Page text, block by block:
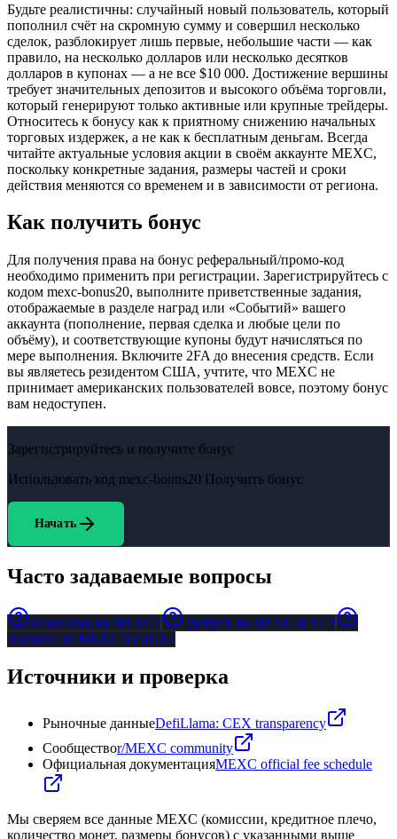
Будьте реалистичны: случайный новый пользователь, который
пополнил счёт на скромную сумму и совершил несколько
сделок, разблокирует лишь первые, небольшие части — как
правило, на несколько долларов или несколько десятков
долларов в купонах — а не все $10 000. Достижение вершины
требует значительных депозитов и высокого объёма торговли,
который генерируют только активные или крупные трейдеры.
Относитесь к бонусу как к приятному снижению начальных
торговых издержек, а не как к бесплатным деньгам. Всегда
читайте актуальные условия акции в своём аккаунте MEXC,
поскольку конкретные задания, размеры частей и сроки
действия меняются со временем и в зависимости от региона.
Как получить бонус
Для получения права на бонус реферальный/промо-код
необходимо применить при регистрации. Зарегистрируйтесь с
кодом mexc-bonus20, выполните приветственные задания,
отображаемые в разделе наград или «Событий» вашего
аккаунта (пополнение, первая сделка и любые цели по
объёму), и соответствующие купоны будут начисляться по
мере выполнения. Включите 2FA до внесения средств. Если
вы являетесь резидентом США, учтите, что MEXC не
принимает американских пользователей вовсе, поэтому бонус
вам недоступен.
Зарегистрируйтесь и получите бонус
Использовать код mexc-bonus20 Получить бонус
Начать
Часто задаваемые вопросы
Безопасна ли MEXC?
Требует ли MEXC KYC?
Законна ли MEXC в США?
Источники и проверка
Рыночные данныеDefiLlama: CEX transparency
Сообществоr/MEXC community
Официальная документацияMEXC official fee schedule
Мы сверяем все данные MEXC (комиссии, кредитное плечо,
количество монет, размеры бонусов) с указанными выше